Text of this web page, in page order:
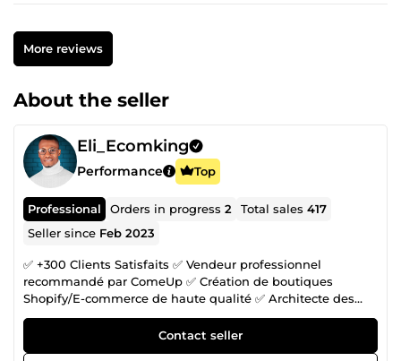
More reviews
About the seller
Eli_Ecomking
Performance Top
Professional Orders in progress2 Total sales417
Seller since Feb 2023
✅ +300 Clients Satisfaits ✅ Vendeur professionnel
recommandé par ComeUp ✅ Création de boutiques
Shopify/E-commerce de haute qualité ✅ Architecte des
tunnels de ventes système.io ✅ Optimisation complète
pour augmenter vos conversions 👋 Je m’appelle Élias,
expert webdesign et fondateur de Ecom_king. Avec plus
Contact seller